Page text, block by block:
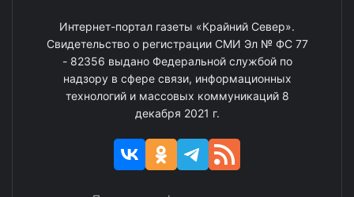
Интернет-портал газеты «Крайний Север».
Свидетельство о регистрации СМИ Эл № ФС 77
- 82356 выдано Федеральной службой по
надзору в сфере связи, информационных
технологий и массовых коммуникаций 8
декабря 2021 г.